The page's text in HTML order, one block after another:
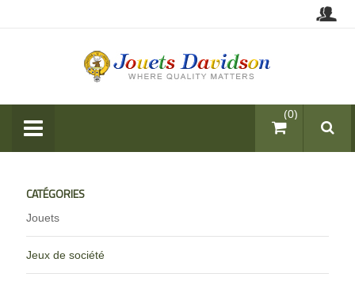
items (0)
CATÉGORIES
Jouets
Jeux de société